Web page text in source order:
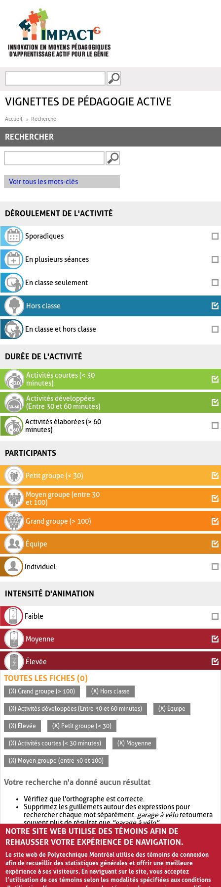
FORMULAIRE DE
VIGNETTES DE PÉDAGOGIE ACTIVE
Accueil Recherche
RECHERCHER
Voir tous les mots-clés
DÉROULEMENT DE L'ACTIVITÉ
Sporadiques
En plusieurs séances
En classe seulement
Hors classe
En classe et hors classe
DURÉE DE L'ACTIVITÉ
Activités courtes (< 30
minutes)
Activités développées
(Entre 30 et 60 minutes)
Activités élaborées (> 60
minutes)
PARTICIPANTS
Petit groupe (< 30)
Moyen groupe (entre 30
et 100)
Grand groupe (> 100)
Équipe
Individuel
INTENSITÉ D'ANIMATION
Faible
Moyenne
Élevée
TOUTES LES FICHES (0)
(X) Grand groupe (> 100) (X) Hors classe
(X) Activités développées (Entre 30 et 60 minutes) (X) Équipe
(X) Élevée (X) Petit groupe (< 30)
(X) Activités courtes (< 30 minutes) (X) Moyenne
(X) Moyen groupe (entre 30 et 100)
Votre recherche n'a donné aucun résultat
Vérifiez que l'orthographe est correcte.
Supprimez les guillemets autour des expressions pour
rechercher chaque mot séparément. garage à véloretournera
souvent plus de résultat que"garage à vélo".
Envisagez d'élargir votre recherche avec OR.garage OR vélo
retournera souvent plus de résultat quegarage à vélo
NOTRE SITE WEB UTILISE DES TÉMOINS AFIN DE
REHAUSSER VOTRE EXPÉRIENCE DE NAVIGATION.
Le site web de Polytechnique Montréal utilise des témoins de connexion
afin de recueillir des statistiques générales et offrir une meilleure
expérience à ses visiteurs. En naviguant sur le site, vous acceptez
l’utilisation de ces témoins selon les modalités spécifiées aux conditions